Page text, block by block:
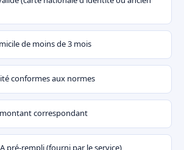
de moins de 3 mois
conformes aux normes
correspondant
pré-rempli (fourni par le service)